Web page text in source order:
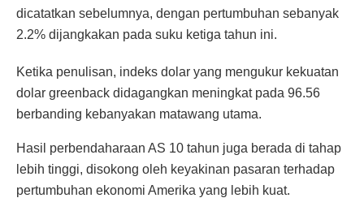
dicatatkan sebelumnya, dengan pertumbuhan sebanyak
2.2% dijangkakan pada suku ketiga tahun ini.
Ketika penulisan, indeks dolar yang mengukur kekuatan
dolar greenback didagangkan meningkat pada 96.56
berbanding kebanyakan matawang utama.
Hasil perbendaharaan AS 10 tahun juga berada di tahap
lebih tinggi, disokong oleh keyakinan pasaran terhadap
pertumbuhan ekonomi Amerika yang lebih kuat.